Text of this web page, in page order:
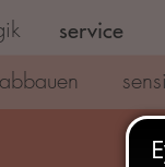
service